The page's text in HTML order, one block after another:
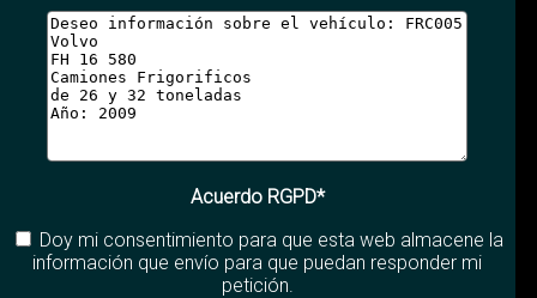
Acuerdo RGPD*
Doy mi consentimiento para que esta web almacene la
información que envío para que puedan responder mi
petición.